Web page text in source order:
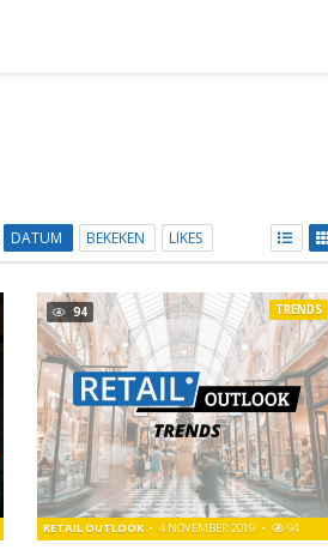
DATUM BEKEKEN LIKES
94
RETAIL OUTLOOK 4 NOVEMBER 2019 94
TRENDS